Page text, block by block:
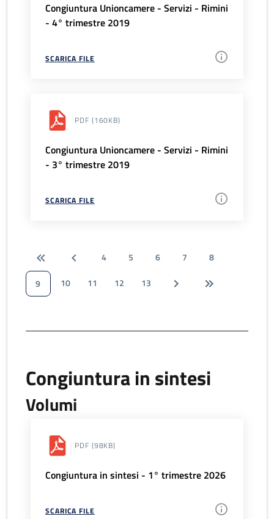
Congiuntura Unioncamere - Servizi - Rimini
- 4° trimestre 2019
SCARICA FILE
PDF (160KB)
Congiuntura Unioncamere - Servizi - Rimini
- 3° trimestre 2019
SCARICA FILE
4 5 6 7
8
9
10 11 12 13
Congiuntura in sintesi
Volumi
PDF (98KB)
Congiuntura in sintesi - 1° trimestre 2026
SCARICA FILE